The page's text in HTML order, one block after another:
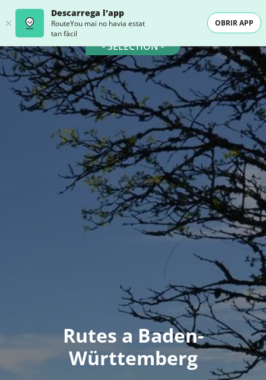
Descarrega l'app
RouteYou mai no havia estat
tan fàcil
OBRIR APP
- SELECTION -
Rutes a Baden-
Württemberg